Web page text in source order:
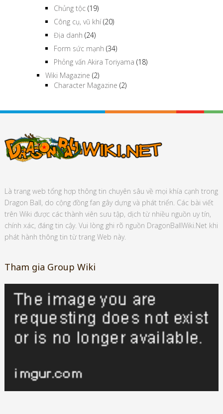
Chủng tộc (19)
Công cụ, vũ khí(20)
Địa danh (24)
Form sức mạnh (34)
Phỏng vấn Akira Toriyama (18)
Wiki Magazine (2)
Character Magazine (2)
Là trang web tổng hợp thông tin chuyên sâu về mọi khía cạnh trong
Dragon Ball, do cộng đồng fan gây dựng và phát triển. Các bài viết
trên Wiki được các thành viên sưu tập, dịch từ nhiều nguồn uy tín,
chính xác, đáng tin cậy. Vui lòng ghi rõ nguồn DragonBallWiki.Net khi
phát hành thông tin từ trang Web này.
Tham gia Group Wiki